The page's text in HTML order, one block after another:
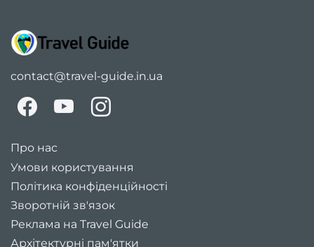
contact@travel-guide.in.ua
Про нас
Умови користування
Політика конфіденційності
Зворотній зв'язок
Реклама на Travel Guide
Архітектурні пам'ятки